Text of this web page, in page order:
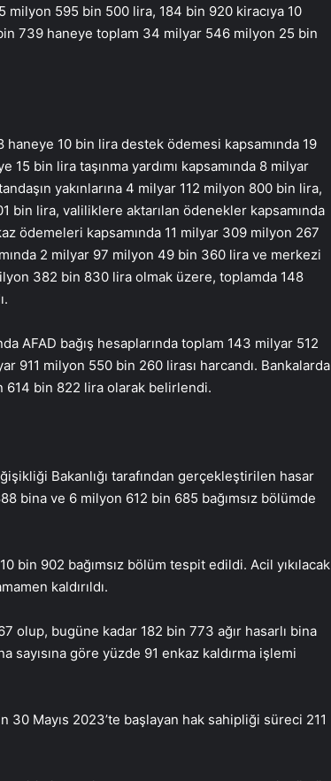
595 bin 500 lira, 184 bin 920 kiracıya 10
739 haneye toplam 34 milyar 546 milyon 25 bin
10 bin lira destek ödemesi kapsamında 19
bin lira taşınma yardımı kapsamında 8 milyar
yakınlarına 4 milyar 112 milyon 800 bin lira,
bin lira, valiliklere aktarılan ödenekler kapsamında
ödemeleri kapsamında 11 milyar 309 milyon 267
2 milyar 97 milyon 49 bin 360 lira ve merkezi
382 bin 830 lira olmak üzere, toplamda 148
AFAD bağış hesaplarında toplam 143 milyar 512
911 milyon 550 bin 260 lirası harcandı. Bankalarda
614 bin 822 lira olarak belirlendi.
Bakanlığı tarafından gerçekleştirilen hasar
bina ve 6 milyon 612 bin 685 bağımsız bölümde
bin 902 bağımsız bölüm tespit edildi. Acil yıkılacak
kaldırıldı.
olup, bugüne kadar 182 bin 773 ağır hasarlı bina
sayısına göre yüzde 91 enkaz kaldırma işlemi
Mayıs 2023’te başlayan hak sahipliği süreci 211